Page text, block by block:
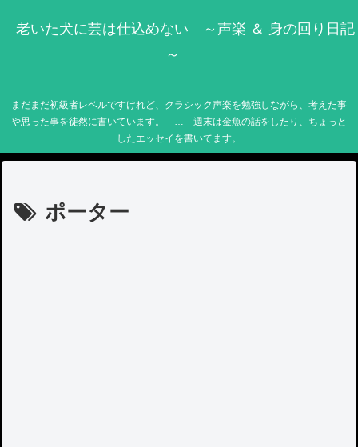
老いた犬に芸は仕込めない ～声楽 ＆ 身の回り日記
～
まだまだ初級者レベルですけれど、クラシック声楽を勉強しながら、考えた事
や思った事を徒然に書いています。 … 週末は金魚の話をしたり、ちょっと
したエッセイを書いてます。
ポーター